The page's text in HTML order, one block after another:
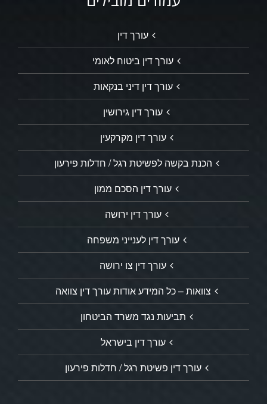
עורך דין
עורך דין ביטוח לאומי
עורך דין דיני בנקאות
עורך דין גירושין
עורך דין מקרקעין
הכנת בקשה לפשיטת רגל / חדלות פירעון
עורך דין הסכם ממון
עורך דין ירושה
עורך דין לענייני משפחה
עורך דין צו ירושה
צוואות – כל המידע אודות עורך דין צוואה
תביעות נגד משרד הביטחון
עורך דין בישראל
עורך דין פשיטת רגל / חדלות פירעון